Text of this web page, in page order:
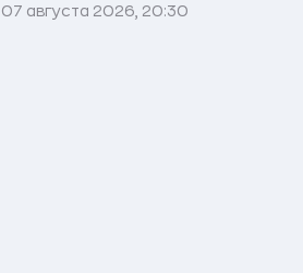
07 августа 2026, 20:30